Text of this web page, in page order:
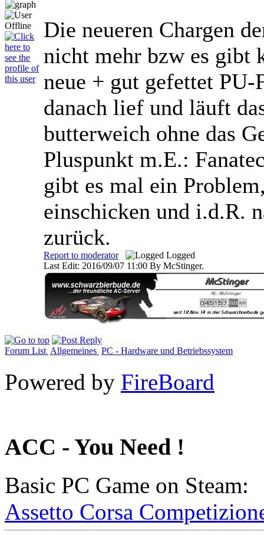
Die neueren Chargen
nicht mehr bzw es gibt
neue + gut gefettet
danach lief und läuft
butterweich ohne das
Pluspunkt m.E.:
gibt es mal ein
einschicken und i.d.R.
zurück.
Report to moderator
Logged
Last Edit: 2016/09/07 11:00 By McStinger.
Forum List Allgemeines PC - Hardware und Betriebssystem
Powered by FireBoard
ACC - You Need !
Basic PC Game on Steam:
Assetto Corsa